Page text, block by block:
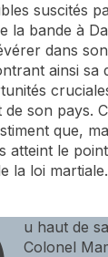
suscités
la bande à
dans
ainsi sa
son pays.
que,
atteint le
la loi martiale.
u haut de
Colonel